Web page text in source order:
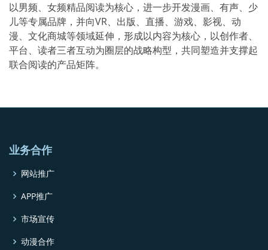
以男频、女频精品阅读为核心，进一步开发漫画、有声、少
儿等专属品牌，并向VR、出版、直播、游戏、影视、动
漫、文化商城等领域延伸，形成以内容为核心，以创作者、
平台、读者三者互动为圈层的战略构型，共同塑造并支撑起
联合阅读的产品矩阵。
业务合作
网站推广
APP推广
市场宣传
动漫合作